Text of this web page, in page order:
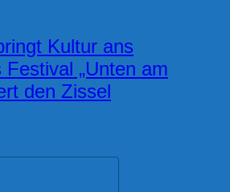
Kultur ans
„Unten am
den Zissel